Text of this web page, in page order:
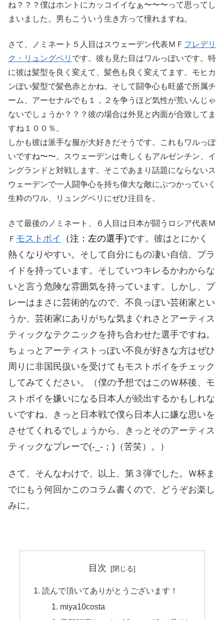
ね？？？僕はホントにカッコイイなぁ〜〜〜って思ってし
まいました。男もこういう生き方って憧れますね。
さて、ノミネート５人目はスウェーデン代表ＭＦ フレデリ
ク・リュングベリ です。彼も見た目はワルっぽいです。特
に彼は髪型を良く変えて、髪色も良く変えてます。モヒカ
ンぽい髪型で髪色赤とかね。そして闘争心も旺盛で所属チ
ーム、アーセナルでも１，２を争うほど気性が荒いんじゃ
ないでしょうか？？？彼の場合は外見と内面が合致してま
すね１００％。
しかも彼は派手な服が大好きだそうです。これもワルっぽ
いですね〜〜。スウェーデンは奇しくもアルゼンチン、イ
ングランドと対戦します。そこであまり話題にならないス
ウェーデンで一人闘争心を持ち偉大な敵にぶつかっていく
生粋のワル、リュングベリにぜひ注目を。
さて最後のノミネート、６人目は日本が闘うロシア代表Ｍ
Ｆ モストボイ （注：左の選手)です。彼はとにかく
熱くなりやすい。そして自分にもの凄い自信、プラ
イドを持っています。そしていつキレるかわからな
いと言う危険な雰囲気を持っています。しかし、プ
レーはまさに芸術的なので、不良っぽい芸術家とい
うか、芸術家にありがちな気まぐれさとアーティス
ティックなテクニックを持ち合わせた選手ですね。
ちょっとアーティストっぽい不良が好きな方はぜひ
周りに非国民扱いを受けてもモストボイをチェック
してみてください。（僕の予想ではこのＷ杯後、モ
ストボイを嫌いになる日本人が続出するかもしれな
いですね、きっと日本戦で僕ら日本人に嫌な思いを
させてくれるでしょうから、きっとそのアーティス
ティックなプレーで(-_-；)（苦笑）。）
さて、そんなわけで、以上、第３弾でした。Ｗ杯ま
でにもう何回かこのコラム書くので、どうぞお楽し
みに。
目次
読んで頂いてありがとうございます！
miya10costa